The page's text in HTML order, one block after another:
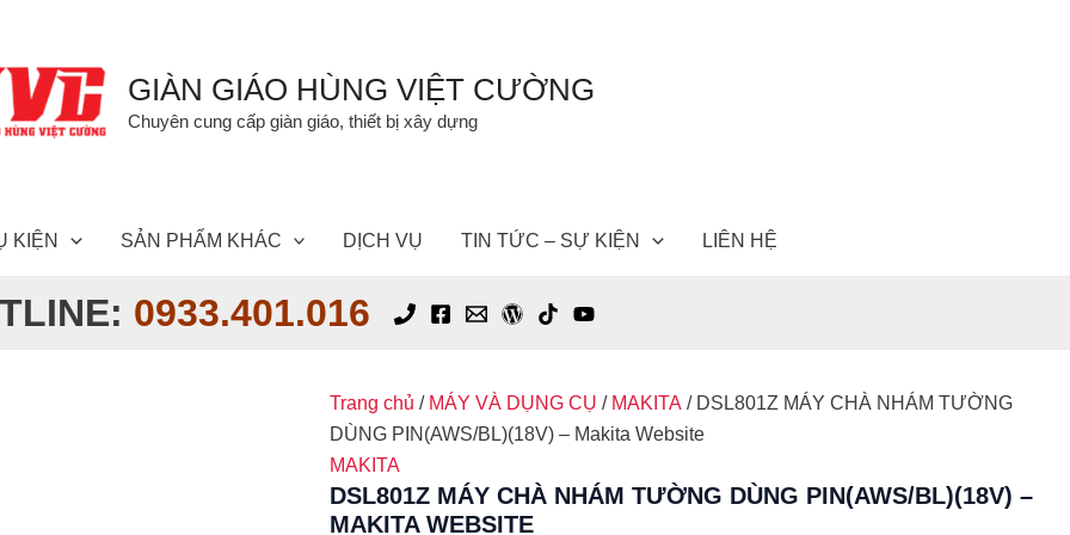
GIÀN GIÁO HÙNG VIỆT CƯỜNG
Chuyên cung cấp giàn giáo, thiết bị xây dựng
KIỆN SẢN PHẨM KHÁC DỊCH VỤ TIN TỨC – SỰ KIỆN LIÊN HỆ
0933.401.016
Trang chủ / MÁY VÀ DỤNG CỤ / MAKITA / DSL801Z MÁY CHÀ NHÁM TƯỜNG
DÙNG PIN(AWS/BL)(18V) – Makita Website
MAKITA
DSL801Z MÁY CHÀ NHÁM TƯỜNG DÙNG PIN(AWS/BL)(18V) –
MAKITA WEBSITE